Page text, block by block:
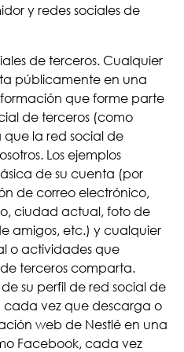
y redes sociales de
de terceros. Cualquier
públicamente en una
que forme parte
de terceros (como
la red social de
Los ejemplos
de su cuenta (por
de correo electrónico,
ciudad actual, foto de
amigos, etc.) y cualquier
o actividades que
terceros comparta.
su perfil de red social de
cada vez que descarga o
web de Nestlé en una
Facebook, cada vez